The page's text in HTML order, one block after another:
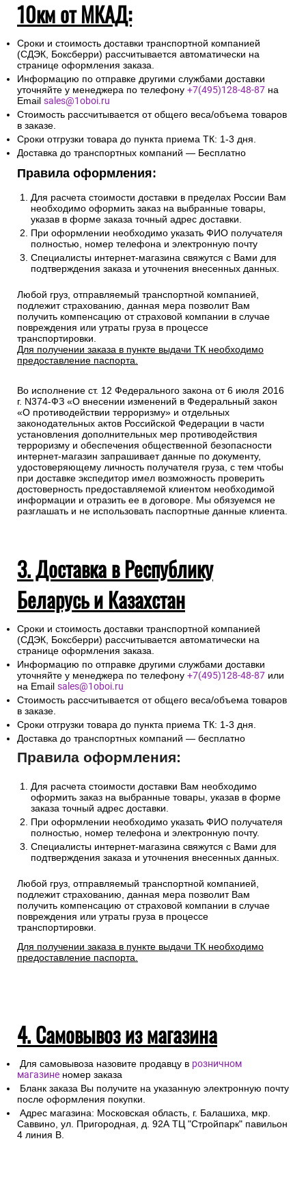
10км от МКАД:
Сроки и стоимость доставки транспортной компанией
(СДЭК, Боксберри) рассчитывается автоматически на
странице оформления заказа.
Информацию по отправке другими службами доставки
уточняйте у менеджера по телефону +7(495)128-48-87 на
Email sales@1oboi.ru
Стоимость рассчитывается от общего веса/объема товаров
в заказе.
Сроки отгрузки товара до пункта приема ТК: 1-3 дня.
Доставка до транспортных компаний — Бесплатно
Правила оформления:
Для расчета стоимости доставки в пределах России Вам
необходимо оформить заказ на выбранные товары,
указав в форме заказа точный адрес доставки.
При оформлении необходимо указать ФИО получателя
полностью, номер телефона и электронную почту
Специалисты интернет-магазина свяжутся с Вами для
подтверждения заказа и уточнения внесенных данных.
Любой груз, отправляемый транспортной компанией,
подлежит страхованию, данная мера позволит Вам
получить компенсацию от страховой компании в случае
повреждения или утраты груза в процессе
транспортировки.
Для получении заказа в пункте выдачи ТК необходимо
предоставление паспорта.
Во исполнение ст. 12 Федерального закона от 6 июля 2016
г. N374-ФЗ «О внесении изменений в Федеральный закон
«О противодействии терроризму» и отдельных
законодательных актов Российской Федерации в части
установления дополнительных мер противодействия
терроризму и обеспечения общественной безопасности
интернет-магазин запрашивает данные по документу,
удостоверяющему личность получателя груза, с тем чтобы
при доставке экспедитор имел возможность проверить
достоверность предоставляемой клиентом необходимой
информации и отразить ее в договоре. Мы обязуемся не
разглашать и не использовать паспортные данные клиента.
3. Доставка в Республику
Беларусь и Казахстан
Сроки и стоимость доставки транспортной компанией
(СДЭК, Боксберри) рассчитывается автоматически на
странице оформления заказа.
Информацию по отправке другими службами доставки
уточняйте у менеджера по телефону +7(495)128-48-87 или
на Email sales@1oboi.ru
Стоимость рассчитывается от общего веса/объема товаров
в заказе.
Сроки отгрузки товара до пункта приема ТК: 1-3 дня.
Доставка до транспортных компаний — бесплатно
Правила оформления:
Для расчета стоимости доставки Вам необходимо
оформить заказ на выбранные товары, указав в форме
заказа точный адрес доставки.
При оформлении необходимо указать ФИО получателя
полностью, номер телефона и электронную почту.
Специалисты интернет-магазина свяжутся с Вами для
подтверждения заказа и уточнения внесенных данных.
Любой груз, отправляемый транспортной компанией,
подлежит страхованию, данная мера позволит Вам
получить компенсацию от страховой компании в случае
повреждения или утраты груза в процессе
транспортировки.
Для получении заказа в пункте выдачи ТК необходимо
предоставление паспорта.
4. Самовывоз из магазина
Для самовывоза назовите продавцу в розничном
магазине номер заказа
Бланк заказа Вы получите на указанную электронную почту
после оформления покупки.
Адрес магазина: Московская область, г. Балашиха, мкр.
Саввино, ул. Пригородная, д. 92А ТЦ "Стройпарк" павильон
4 линия В.